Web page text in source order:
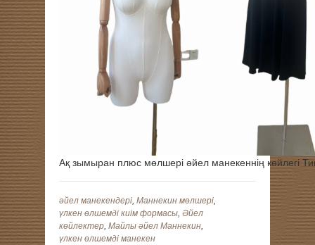
Ақ зымыран плюс мөлшері әйел манекеннің көйлегі
әйел манекендері, Маннекин мөлшері,
үлкен өлшемді киім формасы, Әйел
көйлектер, Майлы әйел Маннекин,
үлкен өлшемді манекен